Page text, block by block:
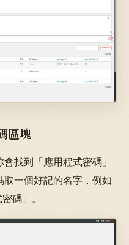
區塊
找到「應用程式密碼」
一個好記的名字，例如
碼」。